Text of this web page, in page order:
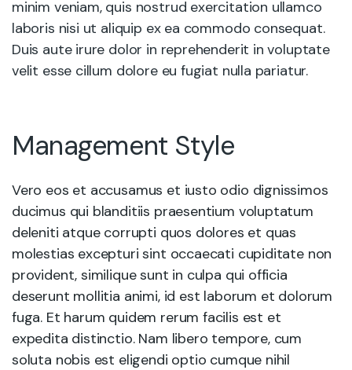
minim veniam, quis nostrud exercitation ullamco
laboris nisi ut aliquip ex ea commodo consequat.
Duis aute irure dolor in reprehenderit in voluptate
velit esse cillum dolore eu fugiat nulla pariatur.
Management Style
Vero eos et accusamus et iusto odio dignissimos
ducimus qui blanditiis praesentium voluptatum
deleniti atque corrupti quos dolores et quas
molestias excepturi sint occaecati cupiditate non
provident, similique sunt in culpa qui officia
deserunt mollitia animi, id est laborum et dolorum
fuga. Et harum quidem rerum facilis est et
expedita distinctio. Nam libero tempore, cum
soluta nobis est eligendi optio cumque nihil